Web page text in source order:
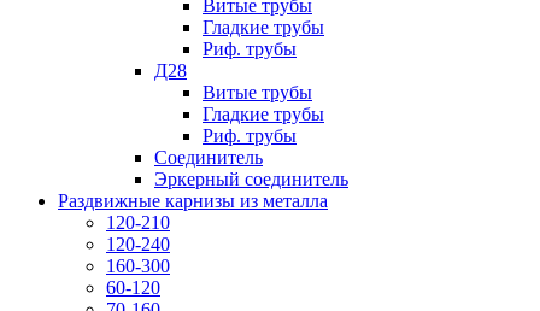
Витые трубы
Гладкие трубы
Риф. трубы
Д28
Витые трубы
Гладкие трубы
Риф. трубы
Соединитель
Эркерный соединитель
Раздвижные карнизы из металла
120-210
120-240
160-300
60-120